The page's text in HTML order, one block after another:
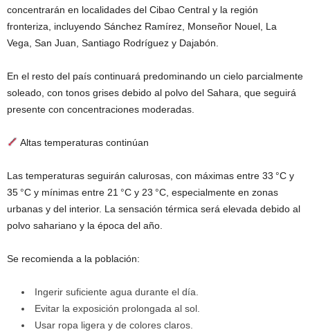
concentrarán en localidades del Cibao Central y la región
fronteriza, incluyendo Sánchez Ramírez, Monseñor Nouel, La
Vega, San Juan, Santiago Rodríguez y Dajabón.
En el resto del país continuará predominando un cielo parcialmente
soleado, con tonos grises debido al polvo del Sahara, que seguirá
presente con concentraciones moderadas.
Altas temperaturas continúan
Las temperaturas seguirán calurosas, con máximas entre 33 °C y
35 °C y mínimas entre 21 °C y 23 °C, especialmente en zonas
urbanas y del interior. La sensación térmica será elevada debido al
polvo sahariano y la época del año.
Se recomienda a la población:
Ingerir suficiente agua durante el día.
Evitar la exposición prolongada al sol.
Usar ropa ligera y de colores claros.